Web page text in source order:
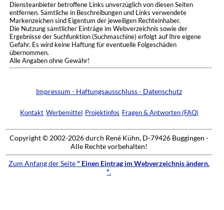
Diensteanbieter betroffene Links unverzüglich von diesen Seiten
entfernen. Sämtliche in Beschreibungen und Links verwendete
Markenzeichen sind Eigentum der jeweiligen Rechteinhaber.
Die Nutzung sämtlicher Einträge im Webverzeichnis sowie der
Ergebnisse der Suchfunktion (Suchmaschine) erfolgt auf Ihre eigene
Gefahr. Es wird keine Haftung für eventuelle Folgeschäden
übernommen.
Alle Angaben ohne Gewähr!
Impressum - Haftungsausschluss - Datenschutz
Kontakt Werbemittel Projektinfos Fragen & Antworten (FAQ)
Copyright © 2002-2026 durch René Kühn, D-79426 Buggingen -
Alle Rechte vorbehalten!
Zum Anfang der Seite " Einen Eintrag im Webverzeichnis ändern.
".